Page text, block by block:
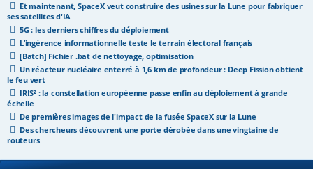
Et maintenant, SpaceX veut construire des usines sur la Lune pour fabriquer
ses satellites d'IA
5G : les derniers chiffres du déploiement
L’ingérence informationnelle teste le terrain électoral français
[Batch] Fichier .bat de nettoyage, optimisation
Un réacteur nucléaire enterré à 1,6 km de profondeur : Deep Fission obtient
le feu vert
IRIS² : la constellation européenne passe enfin au déploiement à grande
échelle
De premières images de l'impact de la fusée SpaceX sur la Lune
Des chercheurs découvrent une porte dérobée dans une vingtaine de
routeurs